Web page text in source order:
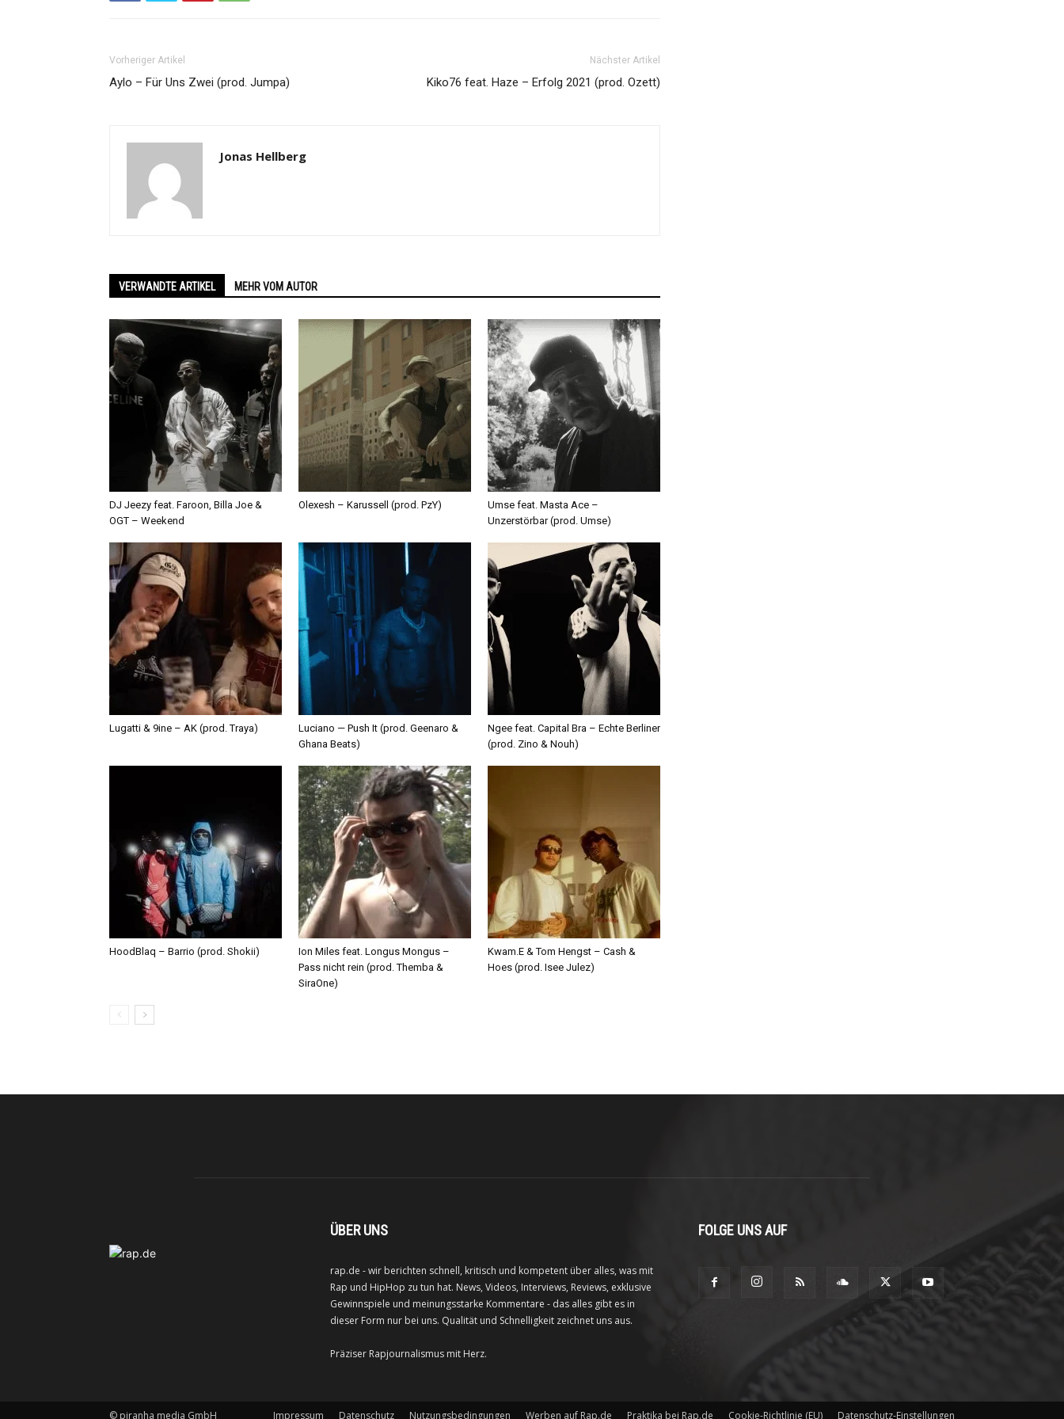
Vorheriger Artikel
Aylo – Für Uns Zwei (prod. Jumpa)
Nächster Artikel
Kiko76 feat. Haze – Erfolg 2021 (prod. Ozett)
Jonas Hellberg
VERWANDTE ARTIKEL MEHR VOM AUTOR
DJ Jeezy feat. Faroon, Billa Joe &
OGT – Weekend
Olexesh – Karussell (prod. PzY)
Umse feat. Masta Ace –
Unzerstörbar (prod. Umse)
Lugatti & 9ine – AK (prod. Traya)
Luciano — Push It (prod. Geenaro &
Ghana Beats)
Ngee feat. Capital Bra – Echte Berliner
(prod. Zino & Nouh)
HoodBlaq – Barrio (prod. Shokii)
Ion Miles feat. Longus Mongus –
Pass nicht rein (prod. Themba &
SiraOne)
Kwam.E & Tom Hengst – Cash &
Hoes (prod. Isee Julez)
ÜBER UNS
rap.de - wir berichten schnell, kritisch und kompetent über alles, was mit
Rap und HipHop zu tun hat. News, Videos, Interviews, Reviews, exklusive
Gewinnspiele und meinungsstarke Kommentare - das alles gibt es in
dieser Form nur bei uns. Qualität und Schnelligkeit zeichnet uns aus.
Präziser Rapjournalismus mit Herz.
FOLGE UNS AUF
Impressum Datenschutz Nutzungsbedingungen Werben auf Rap.de Praktika bei Rap.de Cookie-Richtlinie (EU) Datenschutz-Einstellungen
© piranha media GmbH